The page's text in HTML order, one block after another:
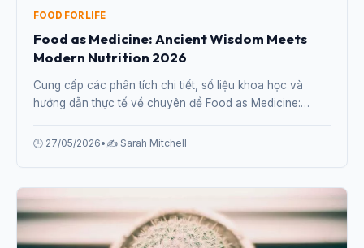
FOOD FOR LIFE
Food as Medicine: Ancient Wisdom Meets
Modern Nutrition 2026
Cung cấp các phân tích chi tiết, số liệu khoa học và
hướng dẫn thực tế về chuyên đề Food as Medicine:
gia.
🕒 27/05/2026• ✍️ Sarah Mitchell